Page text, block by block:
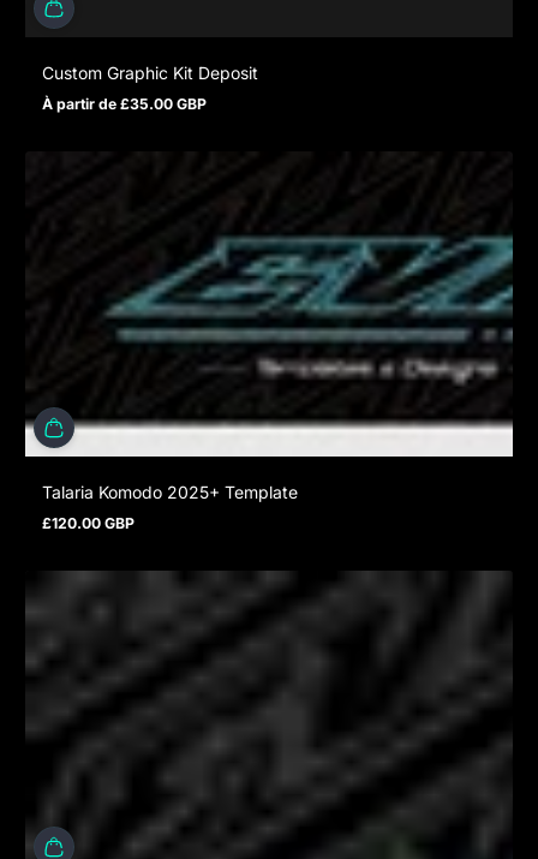
Custom Graphic Kit Deposit
Prix normal
À partir de £35.00 GBP
Talaria Komodo 2025+ Template
Prix normal
£120.00 GBP